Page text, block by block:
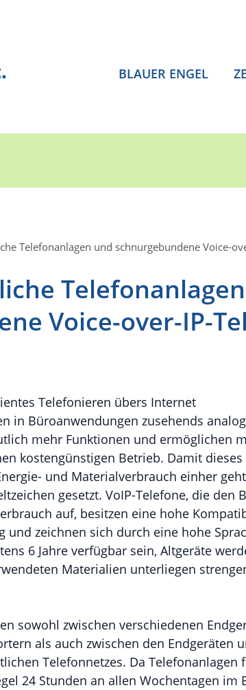
BLAUER ENGEL
Telefonanlagen und schnurgebundene Voice-
Voice-over-IP-
Telefonieren übers Internet
in Büroanwendungen zusehends
mehr Funktionen und ermöglichen
kostengünstigen Betrieb. Damit
und Materialverbrauch einher
gesetzt. VoIP-Telefone, die den
auf, besitzen eine hohe
und zeichnen sich durch eine hohe
6 Jahre verfügbar sein, Altgeräte
Materialien unterliegen
sowohl zwischen verschiedenen
als auch zwischen den Endgeräten
Telefonnetzes. Da Telefonanlagen
24 Stunden an allen Wochentagen im